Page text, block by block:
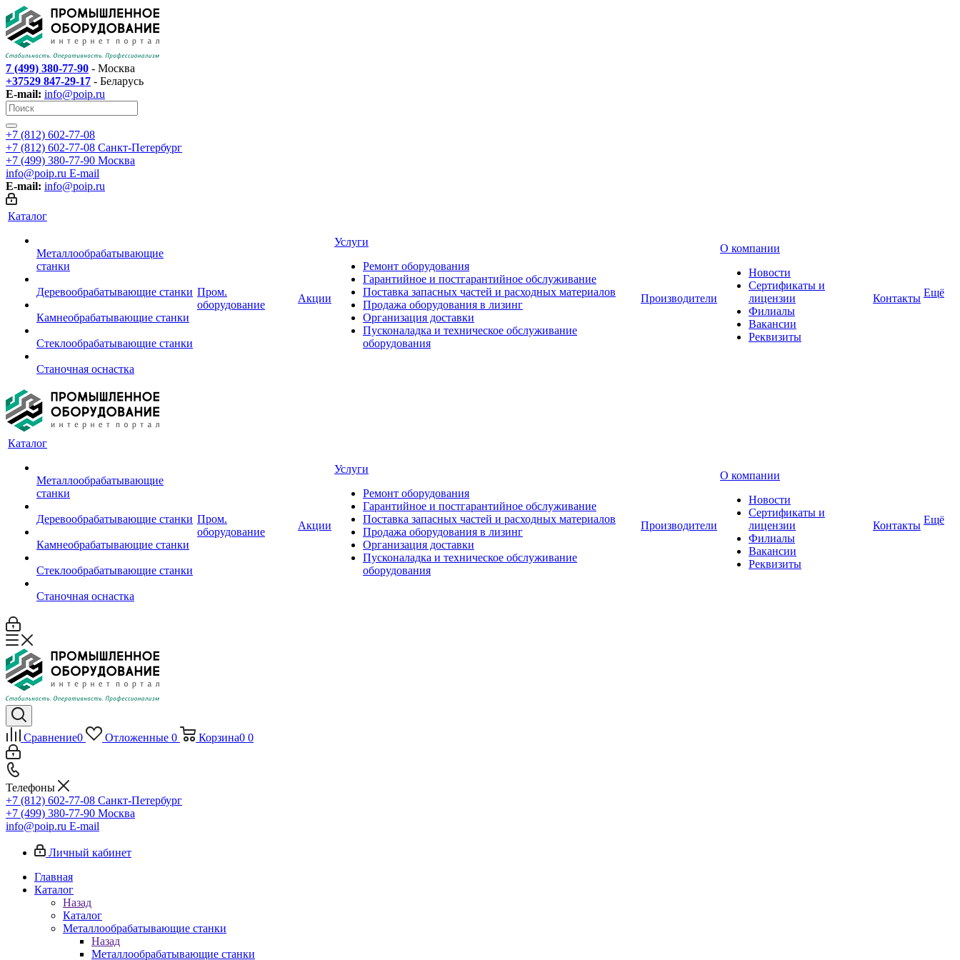
7 (499) 380-77-90 - Москва
+37529 847-29-17 - Беларусь
E-mail: info@poip.ru
+7 (812) 602-77-08
+7 (812) 602-77-08 Санкт-Петербург
+7 (499) 380-77-90 Москва
info@poip.ru E-mail
E-mail: info@poip.ru
Каталог
Металлообрабатывающие
станки
Деревообрабатывающие станки
Камнеобрабатывающие станки
Стеклообрабатывающие станки
Станочная оснастка
Пром.
оборудование
Акции
Услуги
Ремонт оборудования
Гарантийное и постгарантийное обслуживание
Поставка запасных частей и расходных материалов
Продажа оборудования в лизинг
Организация доставки
Пусконаладка и техническое обслуживание
оборудования
Производители
О компании
Новости
Сертификаты и
лицензии
Филиалы
Вакансии
Реквизиты
Контакты Ещё
Каталог
Металлообрабатывающие
станки
Деревообрабатывающие станки
Камнеобрабатывающие станки
Стеклообрабатывающие станки
Станочная оснастка
Пром.
оборудование
Акции
Услуги
Ремонт оборудования
Гарантийное и постгарантийное обслуживание
Поставка запасных частей и расходных материалов
Продажа оборудования в лизинг
Организация доставки
Пусконаладка и техническое обслуживание
оборудования
Производители
О компании
Новости
Сертификаты и
лицензии
Филиалы
Вакансии
Реквизиты
Контакты Ещё
Сравнение0 Отложенные 0 Корзина0 0
Телефоны
+7 (812) 602-77-08 Санкт-Петербург
+7 (499) 380-77-90 Москва
info@poip.ru E-mail
Личный кабинет
Главная
Каталог
Назад
Каталог
Металлообрабатывающие станки
Назад
Металлообрабатывающие станки